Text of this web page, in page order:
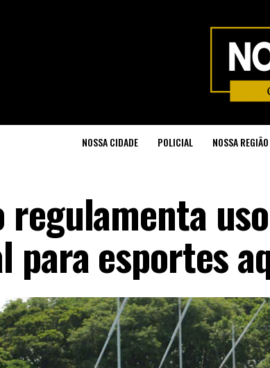
NOSSA CIDADE POLICIAL NOSSA REGIÃO
para esportes